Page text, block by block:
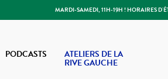
MARDI-SAMEDI, 11H-19H ! HORAIRES
PODCASTS ATELIERS DE LA
RIVE GAUCHE